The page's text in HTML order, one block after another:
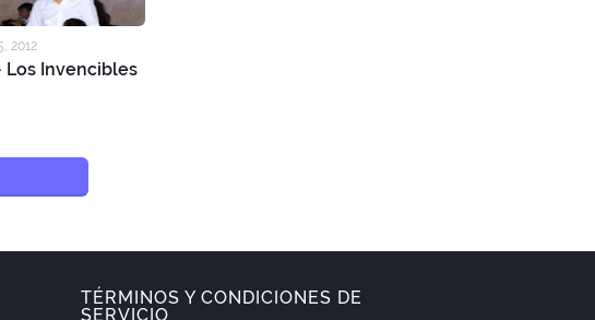
2012
Los Invencibles
TÉRMINOS Y CONDICIONES DE
SERVICIO